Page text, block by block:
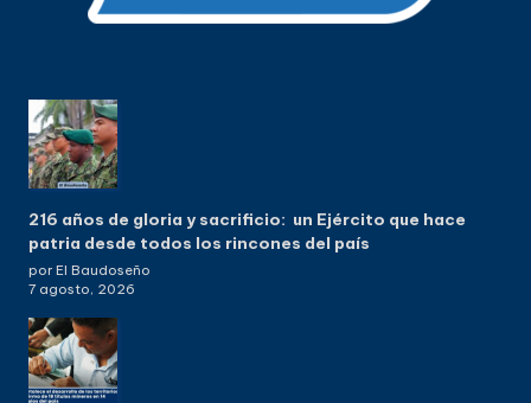
216 años de gloria y sacrificio: un Ejército que hace
patria desde todos los rincones del país
por El Baudoseño
7 agosto, 2026